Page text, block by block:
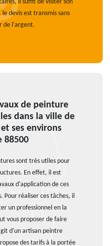
il suffit de visiter son
devis est transmis sans
de l'argent.
de peinture
dans la ville de
ses environs
88500
sont très utiles pour
En effet, il est
d'application de ces
Pour réaliser ces tâches, il
un professionnel en la
vous proposer de faire
d'un artisan peintre
des tarifs à la portée